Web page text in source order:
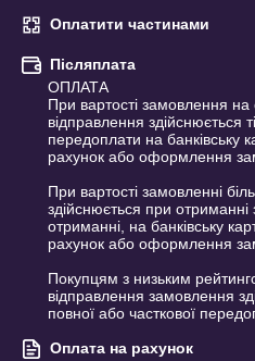
Оплатити частинами
Післяплата
ОПЛАТА
При вартості замовлення
відправлення здійснюється
передоплати на банківську
рахунок або оформлення
При вартості замовленні
здійснюється при
отриманні, на банківську
рахунок або оформлення
Покупцям з низьким
відправлення замовлення
повної або часткової
Оплата на рахунок